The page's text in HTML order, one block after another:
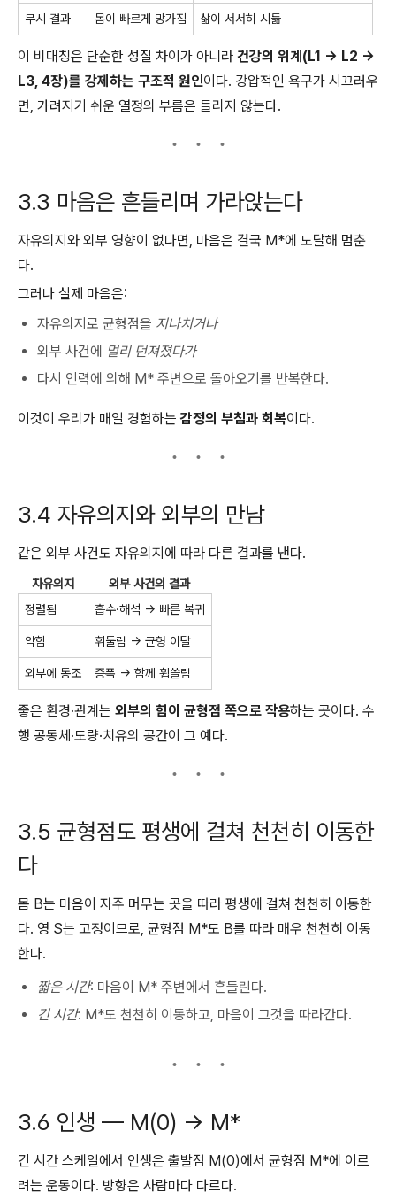
무시 결과 몸이 빠르게 망가짐 삶이 서서히 시듦
이 비대칭은 단순한 성질 차이가 아니라 건강의 위계(L1 → L2 →
L3, 4장)를 강제하는 구조적 원인이다. 강압적인 욕구가 시끄러우
면, 가려지기 쉬운 열정의 부름은 들리지 않는다.
3.3 마음은 흔들리며 가라앉는다
자유의지와 외부 영향이 없다면, 마음은 결국 M*에 도달해 멈춘
다.
그러나 실제 마음은:
자유의지로 균형점을 지나치거나
외부 사건에 멀리 던져졌다가
다시 인력에 의해 M* 주변으로 돌아오기를 반복한다.
이것이 우리가 매일 경험하는 감정의 부침과 회복이다.
3.4 자유의지와 외부의 만남
같은 외부 사건도 자유의지에 따라 다른 결과를 낸다.
자유의지
외부 사건의 결과
정렬됨
흡수·해석 → 빠른 복귀
약함 휘둘림 → 균형 이탈
외부에 동조 증폭 → 함께 휩쓸림
좋은 환경·관계는 외부의 힘이 균형점 쪽으로 작용하는 곳이다. 수
행 공동체·도량·치유의 공간이 그 예다.
3.5 균형점도 평생에 걸쳐 천천히 이동한
다
몸 B는 마음이 자주 머무는 곳을 따라 평생에 걸쳐 천천히 이동한
다. 영 S는 고정이므로, 균형점 M*도 B를 따라 매우 천천히 이동
한다.
짧은 시간: 마음이 M* 주변에서 흔들린다.
긴 시간: M*도 천천히 이동하고, 마음이 그것을 따라간다.
3.6 인생 — M(0) → M*
긴 시간 스케일에서 인생은 출발점 M(0)에서 균형점 M*에 이르
려는 운동이다. 방향은 사람마다 다르다.